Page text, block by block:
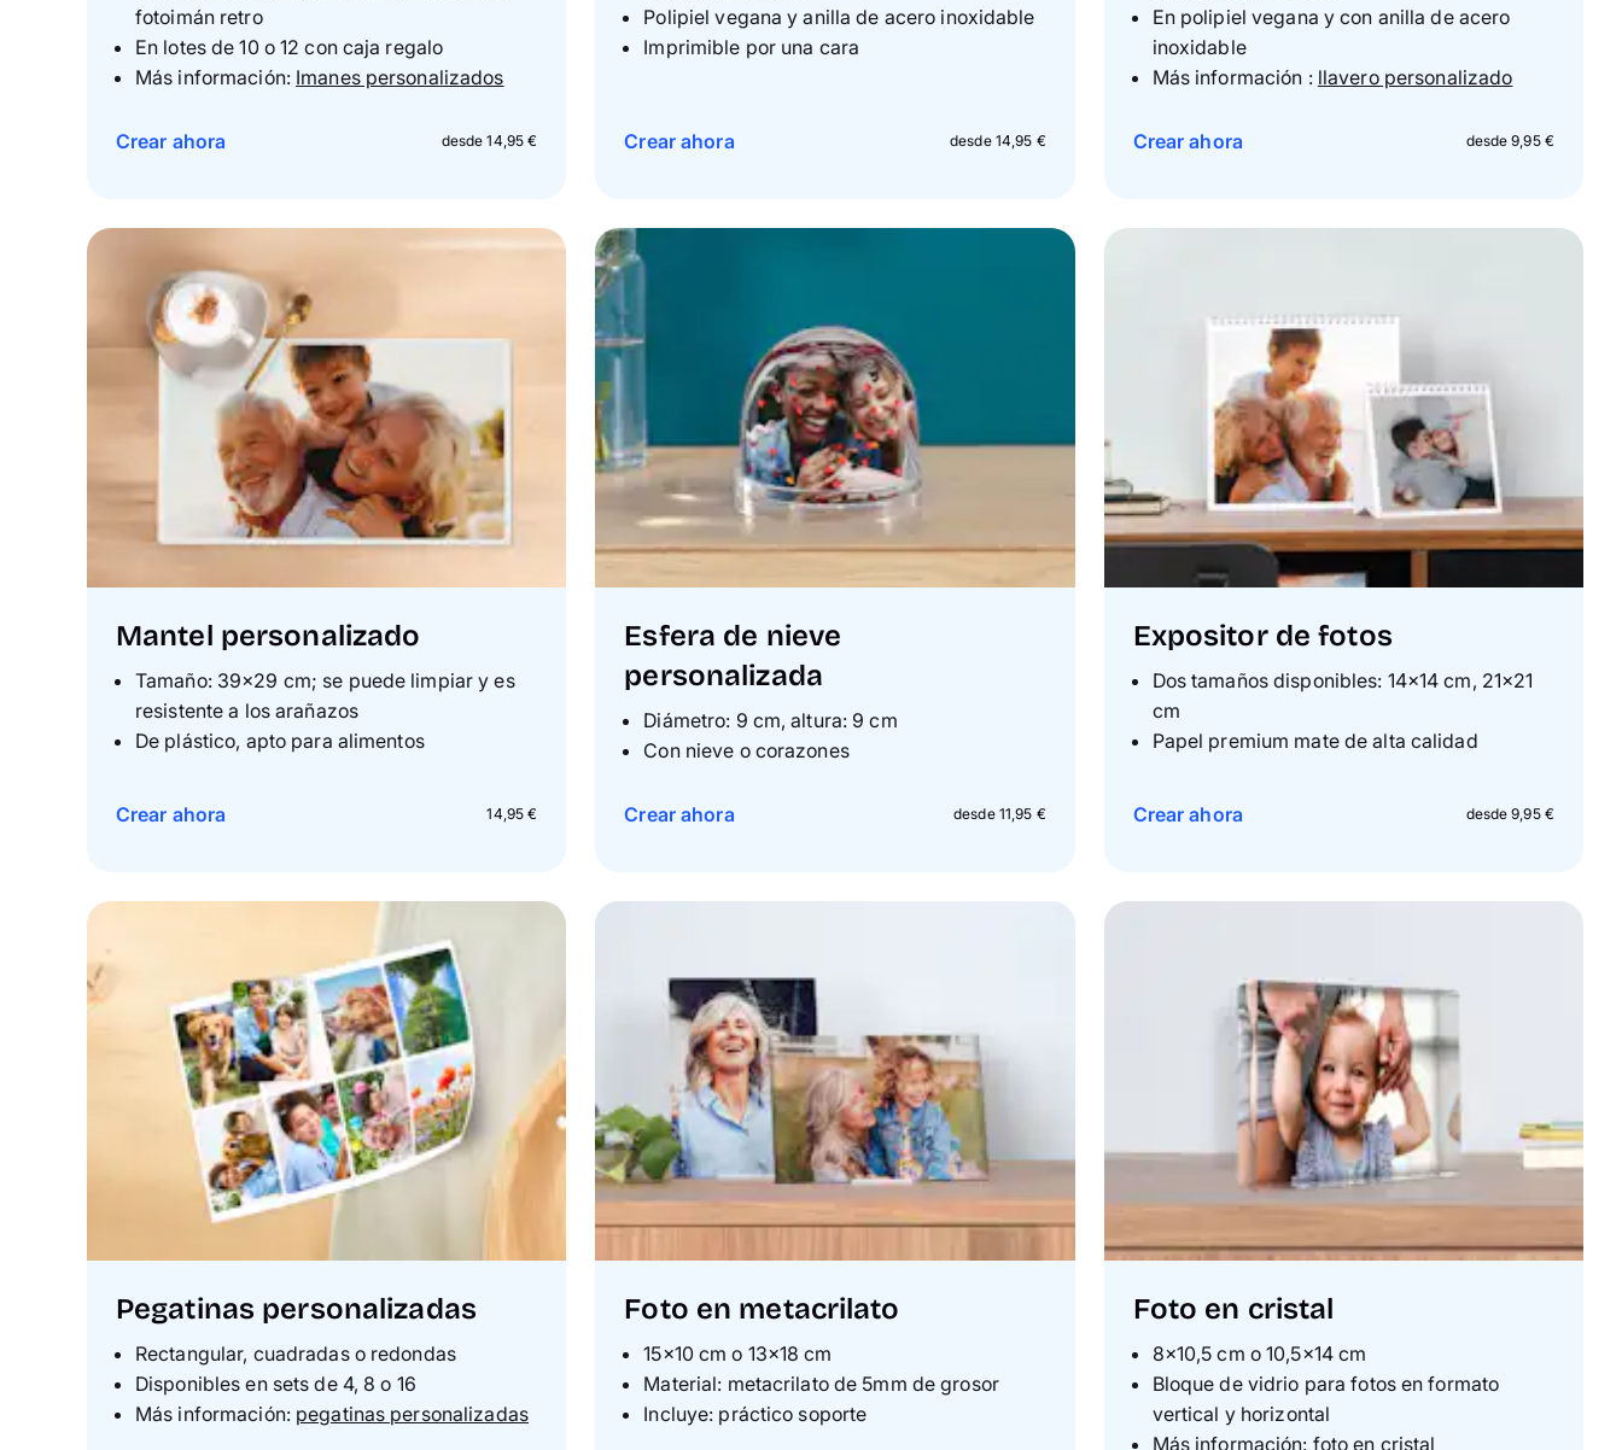
fotoimán retro
En lotes de 10 o 12 con caja regalo
Más información: Imanes personalizados
desde 14,95 €
Crear ahora
Polipiel vegana y anilla de acero inoxidable
Imprimible por una cara
desde 14,95 €
Crear ahora
En polipiel vegana y con anilla de acero
inoxidable
Más información : llavero personalizado
desde 9,95 €
Crear ahora
Mantel personalizado
Tamaño: 39×29 cm; se puede limpiar y es
resistente a los arañazos
De plástico, apto para alimentos
14,95 €
Crear ahora
Esfera de nieve
personalizada
Diámetro: 9 cm, altura: 9 cm
Con nieve o corazones
desde 11,95 €
Crear ahora
Expositor de fotos
Dos tamaños disponibles: 14×14 cm, 21×21
cm
Papel premium mate de alta calidad
desde 9,95 €
Crear ahora
Pegatinas personalizadas
Rectangular, cuadradas o redondas
Disponibles en sets de 4, 8 o 16
Más información: pegatinas personalizadas
Foto en metacrilato
15×10 cm o 13×18 cm
Material: metacrilato de 5mm de grosor
Incluye: práctico soporte
Foto en cristal
8×10,5 cm o 10,5×14 cm
Bloque de vidrio para fotos en formato
vertical y horizontal
Más información: foto en cristal